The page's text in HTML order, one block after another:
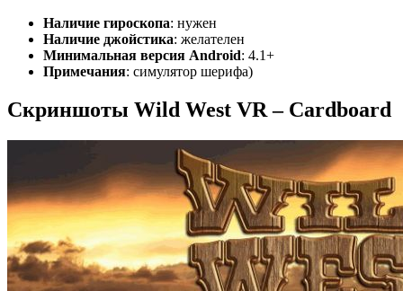
Наличие гироскопа: нужен
Наличие джойстика: желателен
Минимальная версия Android: 4.1+
Примечания: симулятор шерифа)
Скриншоты Wild West VR – Cardboard